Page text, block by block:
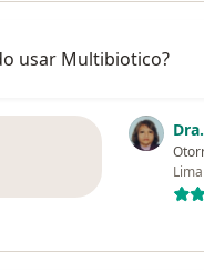
usar Multibiotico?
Lima